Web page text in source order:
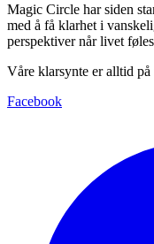
Magic Circle har siden
med å få klarhet i
perspektiver når livet
Våre klarsynte er alltid
Facebook